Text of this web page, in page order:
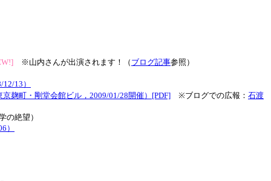
※山内さんが出演されます！（ ブログ記事参照）
13）
麹町・剛堂会館ビル，2009/01/28開催）[PDF] ※ブログでの広報： 石渡
の絶望）
）